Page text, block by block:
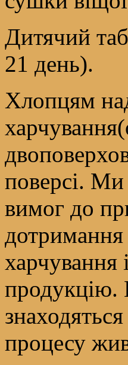
Дитячий
21 день).
Хлопцям
поверсі. Ми
вимог до
дотримання
харчування
продукцію.
процесу